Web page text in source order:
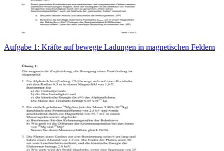
Aufgabe 1: Kräfte auf bewegte Ladungen in magnetischen Feldern